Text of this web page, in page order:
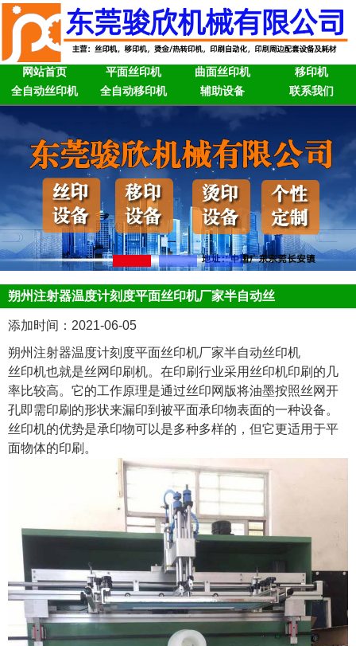
网站首页 平面丝印机 曲面丝印机
移印机
全自动丝印机
全自动移印机 辅助设备 联系我们
朔州注射器温度计刻度平面丝印机厂家半自动丝
添加时间：2021-06-05
朔州注射器温度计刻度平面丝印机厂家半自动丝印机
丝印机也就是丝网印刷机。在印刷行业采用丝印机印刷的几
率比较高。它的工作原理是通过丝印网版将油墨按照丝网开
孔即需印刷的形状来漏印到被平面承印物表面的一种设备。
丝印机的优势是承印物可以是多种多样的，但它更适用于平
面物体的印刷。